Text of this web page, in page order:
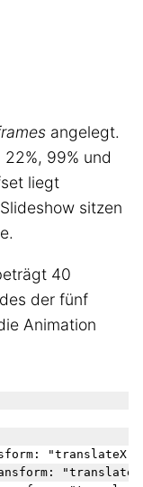
angelegt.
99% und
liegt
sitzen
40
der fünf
Animation